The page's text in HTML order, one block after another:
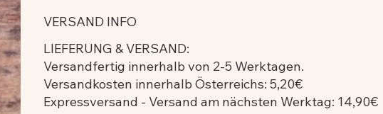
VERSAND INFO
LIEFERUNG & VERSAND:
Versandfertig innerhalb von 2-5 Werktagen.
Versandkosten innerhalb Österreichs: 5,20€
Expressversand - Versand am nächsten Werktag: 14,90€